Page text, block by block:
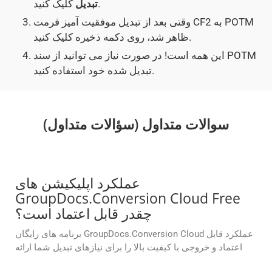
تبدیلکلیک کنید.
وقتی بعد از تبدیل موفقیت آمیز فرمت CF2 به POTM
ظاهر شد، روی دکمه ذخیره کلیک کنید.
این همه است! در صورت نیاز می توانید از سند POTM
تبدیل شده خود استفاده کنید.
سوالات متداول (سؤالات متداول)
عملکرد اپلیکیشن های
GroupDocs.Conversion Cloud Free
چقدر قابل اعتماد است؟
برنامه های رایگان GroupDocs.Conversion Cloud عملکرد قابل
اعتماد و خروجی با کیفیت بالا را برای نیازهای تبدیل شما ارائه